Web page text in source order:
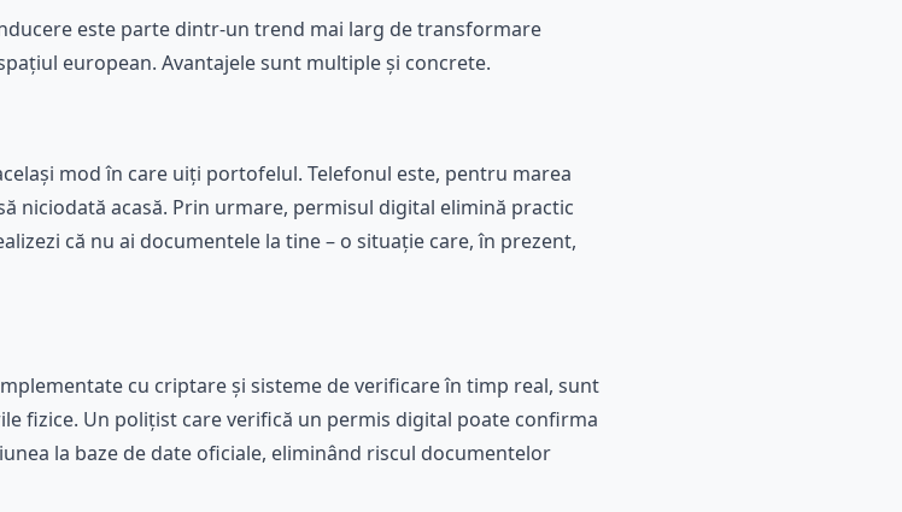
este parte dintr-un trend mai larg de transformare
european. Avantajele sunt multiple și concrete.
mod în care uiți portofelul. Telefonul este, pentru marea
niciodată acasă. Prin urmare, permisul digital elimină practic
că nu ai documentele la tine – o situație care, în prezent,
cu criptare și sisteme de verificare în timp real, sunt
fizice. Un polițist care verifică un permis digital poate confirma
la baze de date oficiale, eliminând riscul documentelor